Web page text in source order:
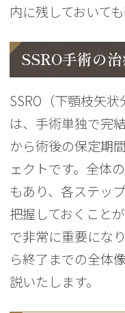
内に残しておいて
SSRO手術の
SSRO（下顎枝矢
は、手術単独で完
から術後の保定期
ェクトです。全体
もあり、各ステッ
把握しておくこと
で非常に重要にな
ら終了までの全体
説いたします。